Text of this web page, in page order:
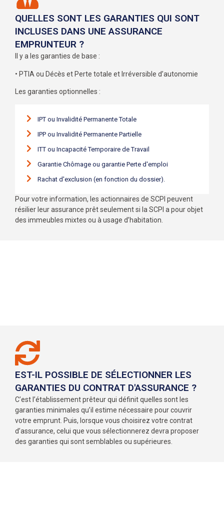
QUELLES SONT LES GARANTIES QUI SONT
INCLUSES DANS UNE ASSURANCE
EMPRUNTEUR ?
Il y a les garanties de base :
• PTIA ou Décès et Perte totale et Irréversible d’autonomie
Les garanties optionnelles :
IPT ou Invalidité Permanente Totale
IPP ou Invalidité Permanente Partielle
ITT ou Incapacité Temporaire de Travail
Garantie Chômage ou garantie Perte d'emploi
Rachat d'exclusion (en fonction du dossier).
Pour votre information, les actionnaires de SCPI peuvent
résilier leur assurance prêt seulement si la SCPI a pour objet
des immeubles mixtes ou à usage d’habitation.
EST-IL POSSIBLE DE SÉLECTIONNER LES
GARANTIES DU CONTRAT D'ASSURANCE ?
C’est l’établissement prêteur qui définit quelles sont les
garanties minimales qu’il estime nécessaire pour couvrir
votre emprunt. Puis, lorsque vous choisirez votre contrat
d’assurance, celui que vous sélectionnerez devra proposer
des garanties qui sont semblables ou supérieures.